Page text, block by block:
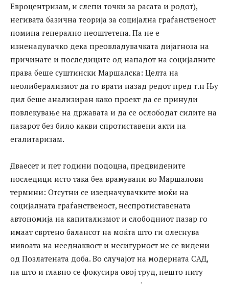
Евроцентризам, и слепи точки за расата и родот),
негивата базична теорија за социјална граѓанственост
помина генерално неоштетена. Па не е
изненадувачко дека преовладувачката дијагноза на
причинате и последиците од нападот на социјалните
права беше суштински Маршалска: Целта на
неолиберализмот да го врати назад редот пред т.н Њу
дил беше анализиран како проект да се принуди
повлекување на државата и да се ослободат силите на
пазарот без било какви спротиставени акти на
егалитаризам.
Дваесет и пет години подоцна, предвидените
последици исто така беа врамувани во Маршалови
термини: Отсутни се изедначувачките моќи на
социјалната граѓанственост, неспротиставената
автономија на капитализмот и слободниот пазар го
имаат свртено балансот на моќта што ги олеснува
нивоата на нееднаквост и несигурност не се видени
од Позлатената доба. Во случајот на модерната САД,
на што и главно се фокусира овој труд, нешто ниту